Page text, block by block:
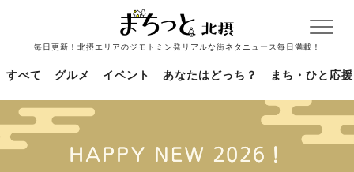
毎日更新！北摂エリアのジモトミン発リアルな街ネタニュース毎日満載！
すべて グルメ イベント あなたはどっち？ まち・ひと応援